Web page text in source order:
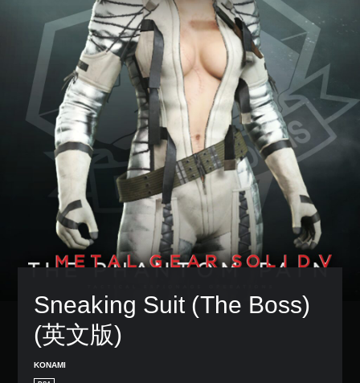
Sneaking Suit (The Boss)
(英文版)
KONAMI